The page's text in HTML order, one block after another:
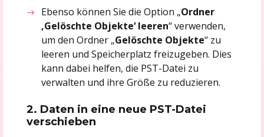
Ebenso können Sie die Option „Ordner
‚Gelöschte Objekte‘ leeren“ verwenden,
um den Ordner „Gelöschte Objekte“ zu
leeren und Speicherplatz freizugeben. Dies
kann dabei helfen, die PST-Datei zu
verwalten und ihre Größe zu reduzieren.
2. Daten in eine neue PST-Datei
verschieben